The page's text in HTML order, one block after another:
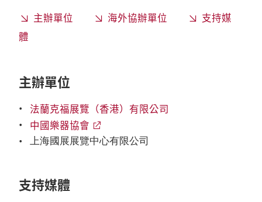
主辦單位 海外協辦單位
支持媒
體
主辦單位
法蘭克福展覽（香港）有限公司
中國樂器協會
上海國展展覽中心有限公司
支持媒體